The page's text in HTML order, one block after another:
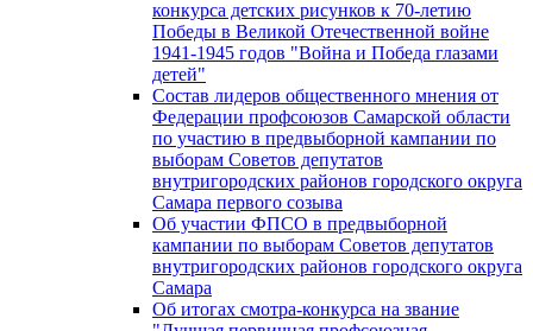
конкурса детских рисунков к 70-летию
Победы в Великой Отечественной войне
1941-1945 годов "Война и Победа глазами
детей"
Состав лидеров общественного мнения от
Федерации профсоюзов Самарской области
по участию в предвыборной кампании по
выборам Советов депутатов
внутригородских районов городского округа
Самара первого созыва
Об участии ФПСО в предвыборной
кампании по выборам Советов депутатов
внутригородских районов городского округа
Самара
Об итогах смотра-конкурса на звание